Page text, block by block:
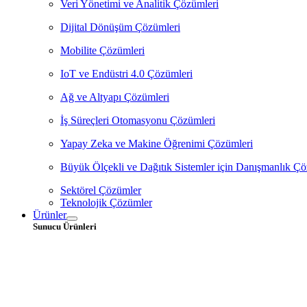
Veri Yönetimi ve Analitik Çözümleri
Dijital Dönüşüm Çözümleri
Mobilite Çözümleri
IoT ve Endüstri 4.0 Çözümleri
Ağ ve Altyapı Çözümleri
İş Süreçleri Otomasyonu Çözümleri
Yapay Zeka ve Makine Öğrenimi Çözümleri
Büyük Ölçekli ve Dağıtık Sistemler için Danışmanlık
Sektörel Çözümler
Teknolojik Çözümler
Ürünler
Sunucu Ürünleri